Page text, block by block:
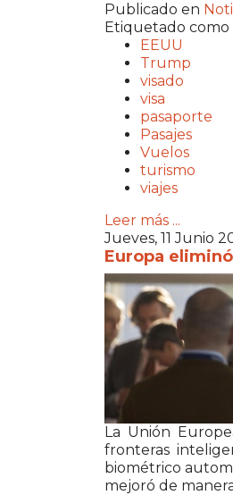
Publicado en
Etiquetado como
EEUU
Trump
visado
visa
pasaporte
Pasajes
Vuelos
turismo
viajes
Leer más ...
Jueves, 11 Junio
Europa
La Unión
fronteras
biométrico
mejoró de